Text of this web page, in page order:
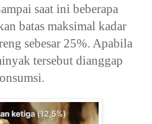
saat ini beberapa
batas maksimal kadar
sebesar 25%. Apabila
tersebut dianggap